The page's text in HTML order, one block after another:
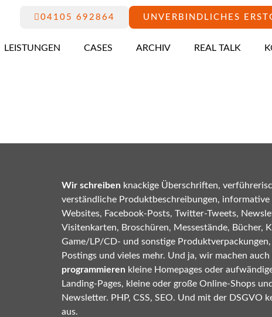
UNVERBINDLICHES
04105 692864
LEISTUNGEN CASES ARCHIV REAL TALK
Wir schreiben knackige Überschriften,
verständliche Produktbeschreibungen, informative
Websites, Facebook-Posts, Twitter-Tweets,
Visitenkarten, Broschüren, Messestände, Bücher,
Game/LP/CD- und sonstige Produktverpackungen,
Postings und vieles mehr. Und ja, wir machen auch
programmieren kleine Homepages oder
Landing-Pages, kleine oder große Online-Shops
Newsletter. PHP, CSS, SEO. Und mit der DSGVO
aus.